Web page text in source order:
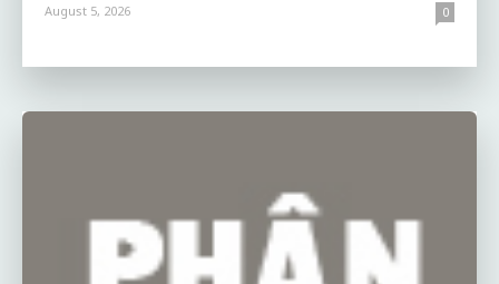
August 5, 2026 0